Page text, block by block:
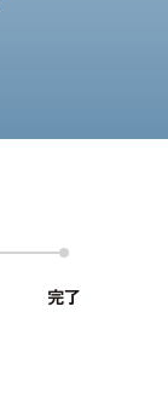
完了